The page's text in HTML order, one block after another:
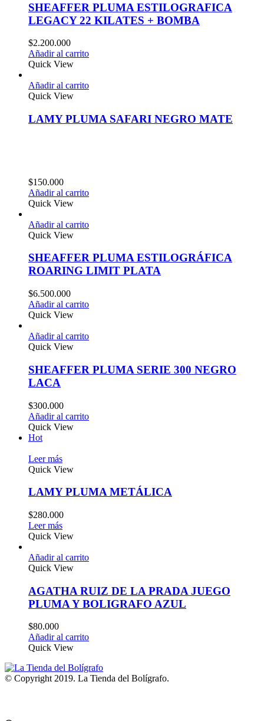
SHEAFFER PLUMA ESTILOGRAFICA
LEGACY 22 KILATES + BOMBA
$2.200.000
Añadir al carrito
Quick View
Añadir al carrito
Quick View
LAMY PLUMA SAFARI NEGRO MATE
$150.000
Añadir al carrito
Quick View
Añadir al carrito
Quick View
SHEAFFER PLUMA ESTILOGRÁFICA
ROARING LIMIT PLATA
$6.500.000
Añadir al carrito
Quick View
Añadir al carrito
Quick View
SHEAFFER PLUMA SERIE 300 NEGRO
LACA
$300.000
Añadir al carrito
Quick View
Hot
Leer más
Quick View
LAMY PLUMA METÁLICA
$280.000
Leer más
Quick View
Añadir al carrito
Quick View
AGATHA RUIZ DE LA PRADA JUEGO
PLUMA Y BOLIGRAFO AZUL
$80.000
Añadir al carrito
Quick View
© Copyright 2019. La Tienda del Bolígrafo.